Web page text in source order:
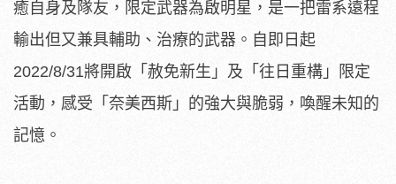
癒自身及隊友，限定武器為啟明星，是一把雷系遠程
輸出但又兼具輔助、治療的武器。自即日起
2022/8/31將開啟「赦免新生」及「往日重構」限定
活動，感受「奈美西斯」的強大與脆弱，喚醒未知的
記憶。